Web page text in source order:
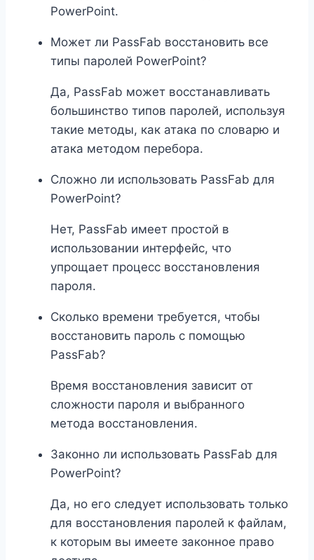
PowerPoint.
Может ли PassFab восстановить все
типы паролей PowerPoint?
Да, PassFab может восстанавливать
большинство типов паролей, используя
такие методы, как атака по словарю и
атака методом перебора.
Сложно ли использовать PassFab для
PowerPoint?
Нет, PassFab имеет простой в
использовании интерфейс, что
упрощает процесс восстановления
пароля.
Сколько времени требуется, чтобы
восстановить пароль с помощью
PassFab?
Время восстановления зависит от
сложности пароля и выбранного
метода восстановления.
Законно ли использовать PassFab для
PowerPoint?
Да, но его следует использовать только
для восстановления паролей к файлам,
к которым вы имеете законное право